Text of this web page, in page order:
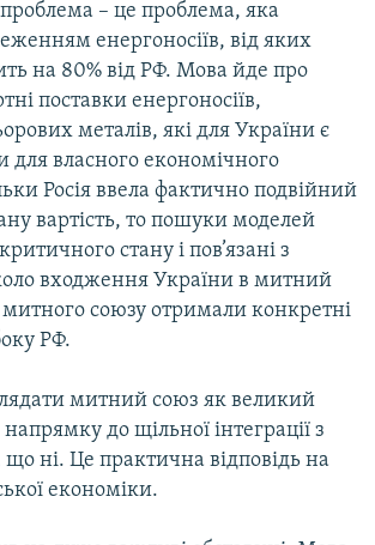
– це проблема, яка
енергоносіїв, від яких
на 80% від РФ. Мова йде про
поставки енергоносіїв,
металів, які для України є
власного економічного
Росія ввела фактично подвійний
вартість, то пошуки моделей
стану і пов’язані з
входження України в митний
союзу отримали конкретні
РФ.
митний союз як великий
до щільної інтеграції з
ні. Це практична відповідь на
економіки.